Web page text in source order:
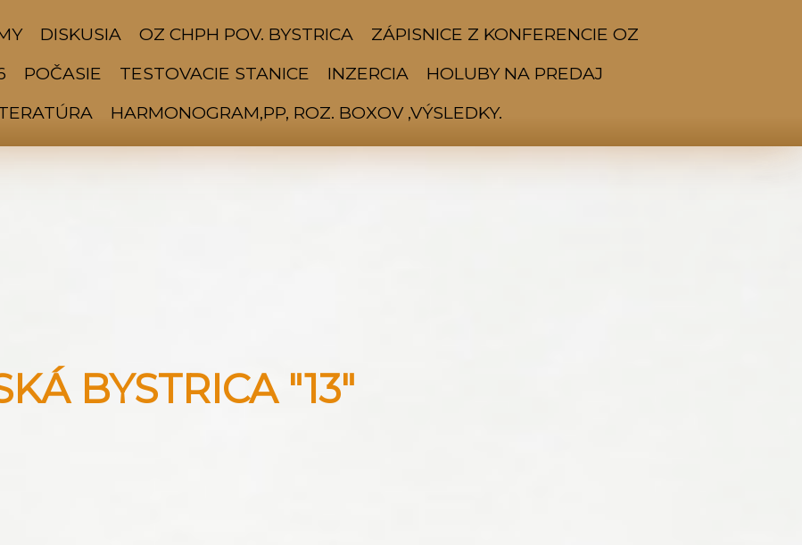
DISKUSIA OZ CHPH POV. BYSTRICA
ZÁPISNICE Z KONFERENCIE OZ
POČASIE TESTOVACIE STANICE INZERCIA
HOLUBY NA PREDAJ
HARMONOGRAM,PP, ROZ. BOXOV ,VÝSLEDKY.
BYSTRICA "13"